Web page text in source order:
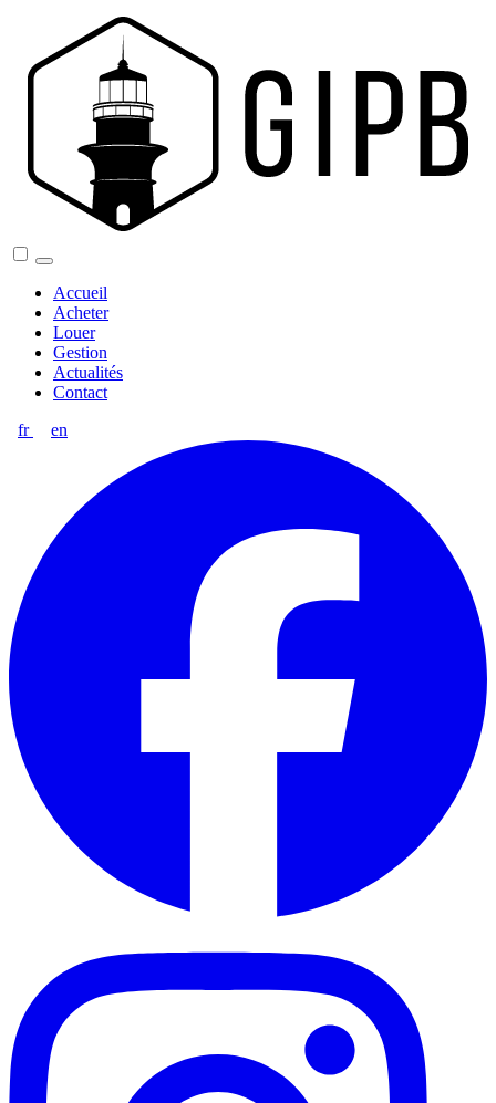
Accueil
Acheter
Louer
Gestion
Actualités
Contact
fr
en